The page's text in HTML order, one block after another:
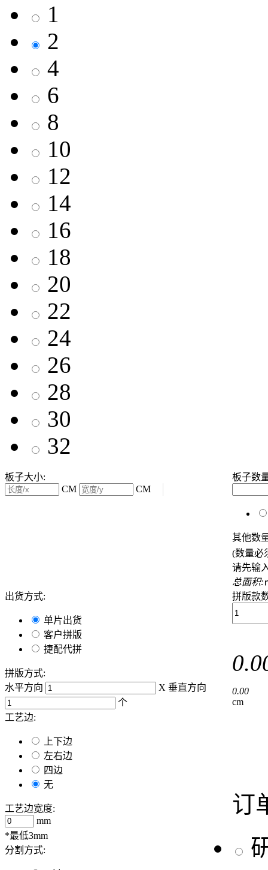
1
2
4
6
8
10
12
14
16
18
20
22
24
26
28
30
32
板子大小:
CM
CM
板子数
其他数
(数量必
请先输
总面积:
出货方式:
单片出货
客户拼版
捷配代拼
拼版方式:
水平方向
X 垂直方向
个
工艺边:
上下边
左右边
四边
无
工艺边宽度:
mm
*最低3mm
分割方式:
拼版款
0.00
cm
订